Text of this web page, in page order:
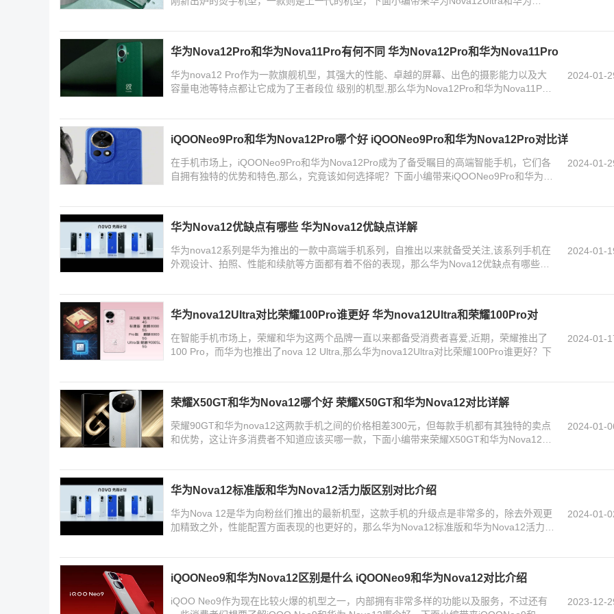
华为Nova12Pro和华为Nova11Pro有何不同 华为Nova12Pro和华为Nova11Pro
华为nova12 Pro作为一款旗舰机型，其强大的性能、卓越的屏幕、出色的摄影能力以及大
容量电池等特点都让它成为了王者段位 级别的机型,那么华为Nova12Pro和华为Nova11Pro
2024-01-
iQOONeo9Pro和华为Nova12Pro哪个好 iQOONeo9Pro和华为Nova12Pro对比详
在手机市场上，iQOONeo9Pro和华为Nova12Pro成为了备受瞩目的高端智能手机，它们各
自拥有独特的优势和特色,那么，究竟该如何选择呢？下面小编带来iQOONeo9Pro和华为
2024-01-
华为Nova12优缺点有哪些 华为Nova12优缺点详解
华为nova12系列是华为推出的一款中高端手机系列，自推出以来就备受关注,该系列手机在
外观设计、拍照、性能和续航等方面都有着不俗的表现，那么华为Nova12优缺点有哪些？
2024-01-
华为nova12Ultra对比荣耀100Pro谁更好 华为nova12Ultra和荣耀100Pro对
在智能手机市场上，荣耀和华为这两个品牌一直以来都备受消费者喜爱,近期，荣耀推出了
100 Pro，而华为也推出了nova 12 Ultra,那么华为nova12Ultra对比荣耀100Pro谁更好？下
2024-01-
荣耀X50GT和华为Nova12哪个好 荣耀X50GT和华为Nova12对比详解
荣耀90GT和华为nova12这两款手机之间的价格相差300元，但每款手机都有其独特的卖点
和优势，这让许多消费者不知道应该买哪一款，下面小编带来荣耀X50GT和华为Nova12区
2024-01-
华为Nova12标准版和华为Nova12活力版区别对比介绍
华为Nova 12是华为向粉丝们推出的最新机型，这款手机的升级点是非常多的，除去外观更
加精致之外，性能配置方面表现的也更好的，那么华为Nova12标准版和华为Nova12活力版
2024-01-
iQOONeo9和华为Nova12区别是什么 iQOONeo9和华为Nova12对比介绍
iQOO Neo9作为现在比较火爆的机型之一，内部拥有非常多样的功能以及服务，不过还有
2023-12-